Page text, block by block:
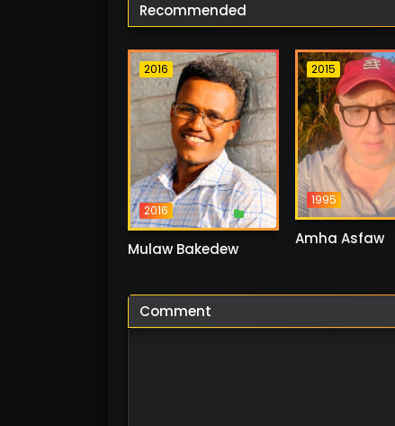
Recommended
2016
2016 1 ስራ
Mulaw Bakedew
2015
1995
Amha Asfaw
Comment